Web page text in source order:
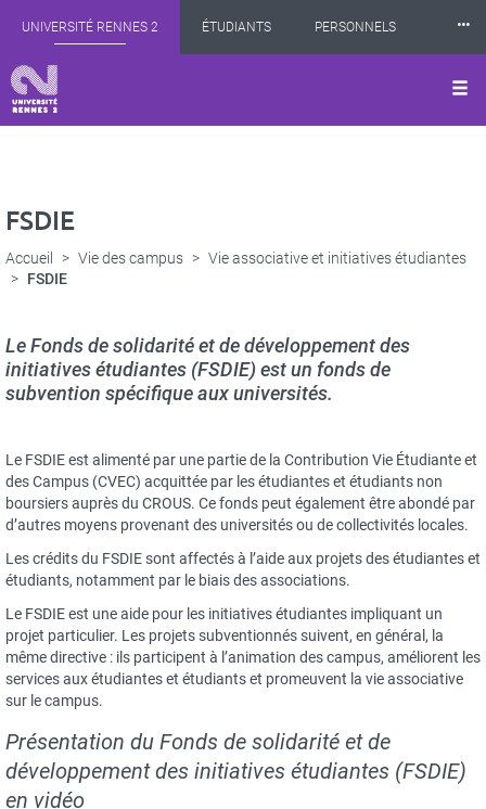
principal
UNIVERSITÉ RENNES 2 ÉTUDIANTS PERSONNELS
INTERNATIONAL
⸱⸱⸱
FSDIE
Accueil Vie des campus
Vie associative et initiatives étudiantes
FSDIE
Le Fonds de solidarité et de développement des
initiatives étudiantes (FSDIE) est un fonds de
subvention spécifique aux universités.
Le FSDIE est alimenté par une partie de la Contribution Vie Étudiante et
des Campus (CVEC) acquittée par les étudiantes et étudiants non
boursiers auprès du CROUS. Ce fonds peut également être abondé par
d’autres moyens provenant des universités ou de collectivités locales.
Les crédits du FSDIE sont affectés à l’aide aux projets des étudiantes et
étudiants, notamment par le biais des associations.
Le FSDIE est une aide pour les initiatives étudiantes impliquant un
projet particulier. Les projets subventionnés suivent, en général, la
même directive : ils participent à l’animation des campus, améliorent les
services aux étudiantes et étudiants et promeuvent la vie associative
sur le campus.
Présentation du Fonds de solidarité et de
développement des initiatives étudiantes (FSDIE)
en vidéo